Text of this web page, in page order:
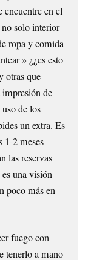
en el
solo interior
ropa y comida
» ¿¿es esto
otras que
impresión de
de los
un extra. Es
1-2 meses
las reservas
una visión
poco más en
fuego con
tenerlo a mano